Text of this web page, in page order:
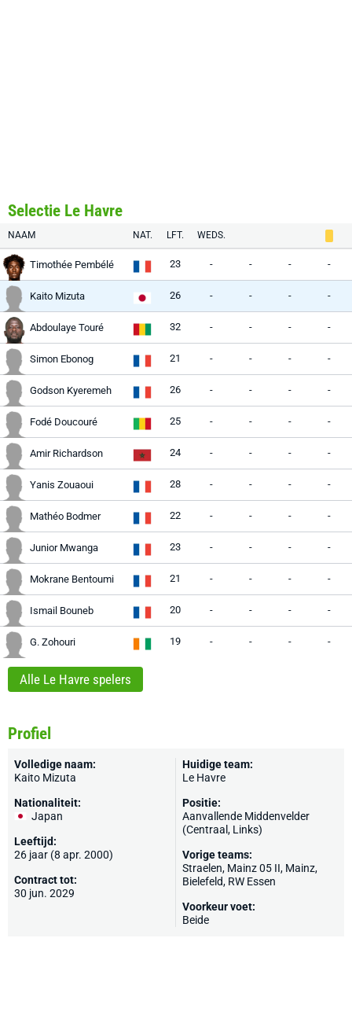
Selectie Le Havre
NAAM NAT. LFT. WEDS.
Timothée Pembélé 23 - - - -
Kaito Mizuta 26 - - - -
Abdoulaye Touré 32 - - - -
Simon Ebonog 21 - - - -
Godson Kyeremeh 26 - - - -
Fodé Doucouré 25 - - - -
Amir Richardson 24 - - - -
Yanis Zouaoui 28 - - - -
Mathéo Bodmer 22 - - - -
Junior Mwanga 23 - - - -
Mokrane Bentoumi 21 - - - -
Ismail Bouneb 20 - - - -
G. Zohouri 19 - - - -
Alle Le Havre spelers
Profiel
Volledige naam:
Kaito Mizuta
Nationaliteit:
Japan
Leeftijd:
26 jaar (8 apr. 2000)
Contract tot:
30 jun. 2029
Huidige team:
Le Havre
Positie:
Aanvallende Middenvelder
(Centraal, Links)
Vorige teams:
Straelen, Mainz 05 II, Mainz,
Bielefeld, RW Essen
Voorkeur voet:
Beide